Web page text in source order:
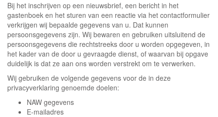
Bij het inschrijven op een nieuwsbrief, een bericht in het
gastenboek en het sturen van een reactie via het contactformulier
verkrijgen wij bepaalde gegevens van u. Dat kunnen
persoonsgegevens zijn. Wij bewaren en gebruiken uitsluitend de
persoonsgegevens die rechtstreeks door u worden opgegeven, in
het kader van de door u gevraagde dienst, of waarvan bij opgave
duidelijk is dat ze aan ons worden verstrekt om te verwerken.
Wij gebruiken de volgende gegevens voor de in deze
privacyverklaring genoemde doelen:
NAW gegevens
E-mailadres